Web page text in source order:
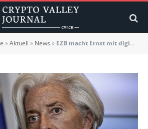
»Aktuell » News » EZB macht Ernst mit digitalem Euro